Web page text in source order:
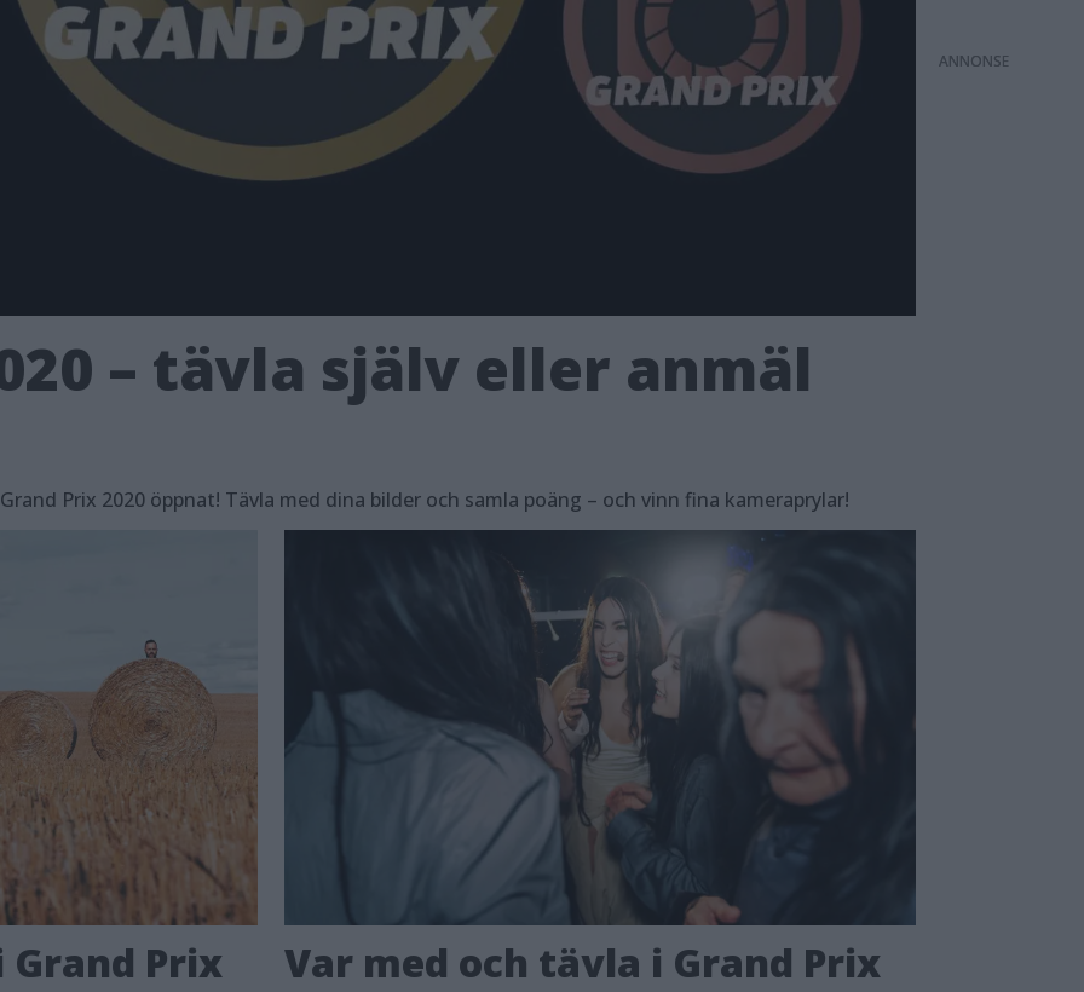
– tävla själv eller anmäl
Prix 2020 öppnat! Tävla med dina bilder och samla poäng – och vinn fina kameraprylar!
Prix
Var med och tävla i Grand Prix
ANNONS